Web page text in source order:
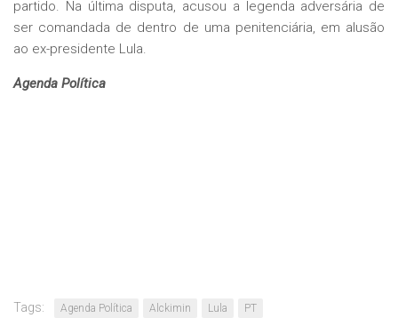
partido. Na última disputa, acusou a legenda adversária de
ser comandada de dentro de uma penitenciária, em alusão
ao ex-presidente Lula.
Agenda Política
Tags: Agenda Política Alckimin Lula PT